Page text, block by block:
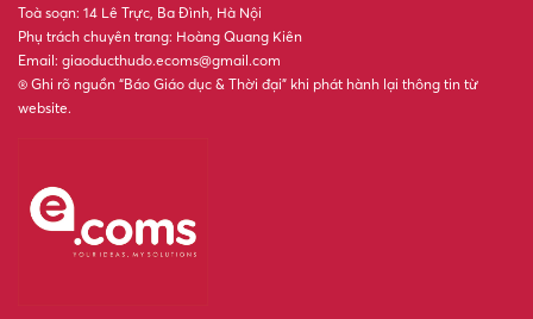
Toà soạn: 14 Lê Trực, Ba Đình, Hà Nội
Phụ trách chuyên trang: Hoàng Quang Kiên
Email: giaoducthudo.ecoms@gmail.com
® Ghi rõ nguồn “Báo Giáo dục & Thời đại” khi phát hành lại thông tin từ
website.